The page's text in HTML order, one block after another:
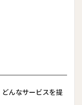
んなサービスを提